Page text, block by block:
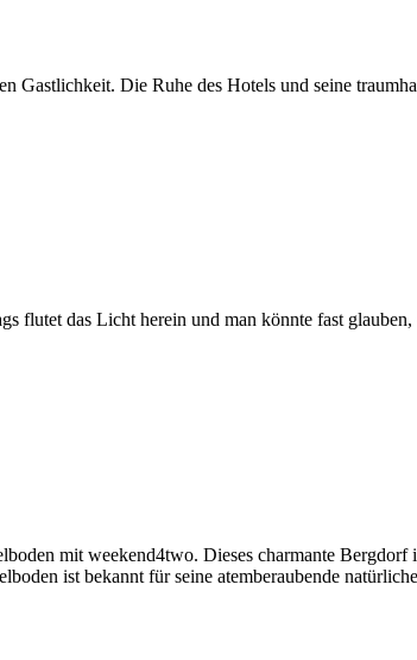
Gastlichkeit. Die Ruhe des Hotels und seine
flutet das Licht herein und man könnte fast
mit weekend4two. Dieses charmante
ist bekannt für seine atemberaubende